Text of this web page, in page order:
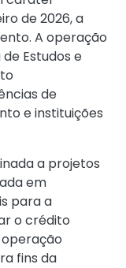
de 2026, a
A operação
Estudos e
de
e instituições
a projetos
em
para a
o crédito
operação
fins da